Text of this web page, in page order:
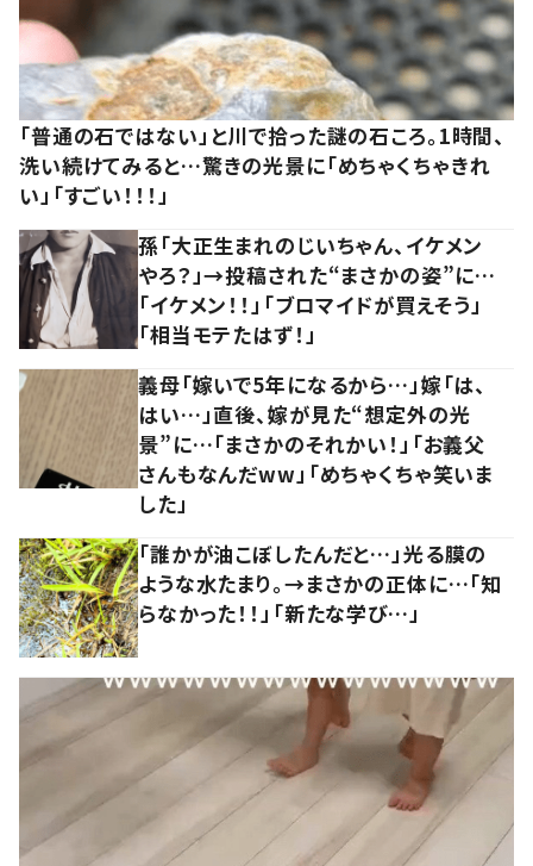
「普通の石ではない」と川で拾った謎の石ころ。1時間、
洗い続けてみると…驚きの光景に「めちゃくちゃきれ
い」「すごい！！！」
孫「大正生まれのじいちゃん、イケメン
やろ？」→投稿された“まさかの姿”に…
「イケメン！！」「ブロマイドが買えそう」
「相当モテたはず！」
義母「嫁いで5年になるから…」嫁「は、
はい…」直後、嫁が見た“想定外の光
景”に…「まさかのそれかい！」「お義父
さんもなんだww」「めちゃくちゃ笑いま
した」
「誰かが油こぼしたんだと…」光る膜の
ような水たまり。→まさかの正体に…「知
らなかった！！」「新たな学び…」